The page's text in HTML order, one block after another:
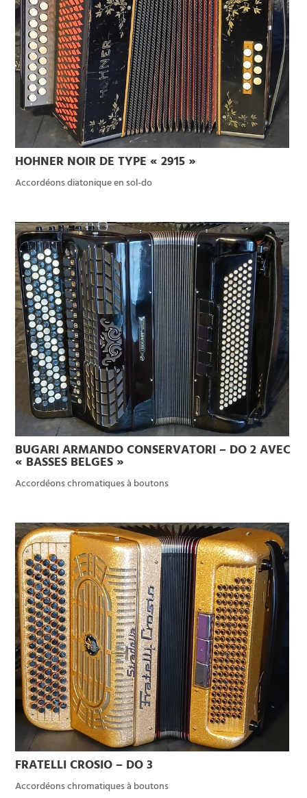
HOHNER NOIR DE TYPE « 2915 »
Accordéons diatonique en sol-do
BUGARI ARMANDO CONSERVATORI – DO 2 AVEC
« BASSES BELGES »
Accordéons chromatiques à boutons
FRATELLI CROSIO – DO 3
Accordéons chromatiques à boutons